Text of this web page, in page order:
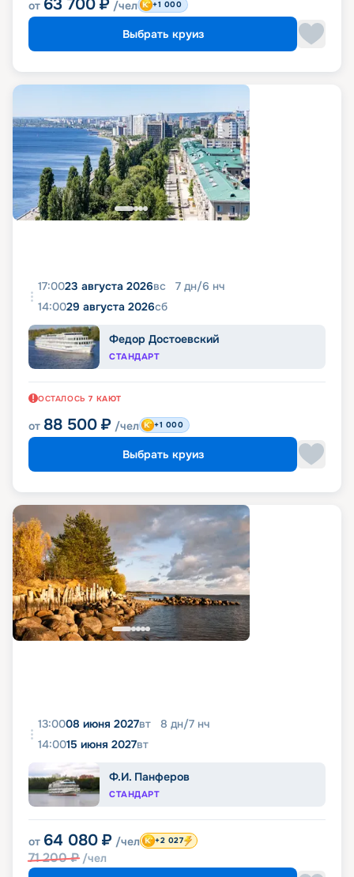
от 63 700 ₽ /чел +1 000
Выбрать круиз
17:0023 августа 2026вс 7 дн/6 нч
14:0029 августа 2026сб
Федор Достоевский
СТАНДАРТ
ОСТАЛОСЬ 7 КАЮТ
от 88 500 ₽ /чел +1 000
Выбрать круиз
13:0008 июня 2027вт 8 дн/7 нч
14:0015 июня 2027вт
Ф.И. Панферов
СТАНДАРТ
от 64 080 ₽ /чел
71 200₽ /чел
+2 027